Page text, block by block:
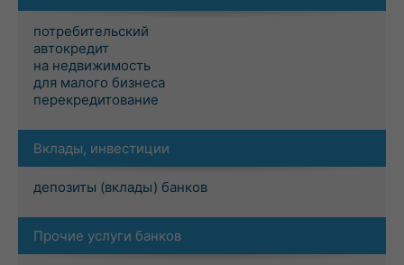
потребительский
автокредит
на недвижимость
для малого бизнеса
перекредитование
Вклады, инвестиции
депозиты (вклады) банков
Прочие услуги банков